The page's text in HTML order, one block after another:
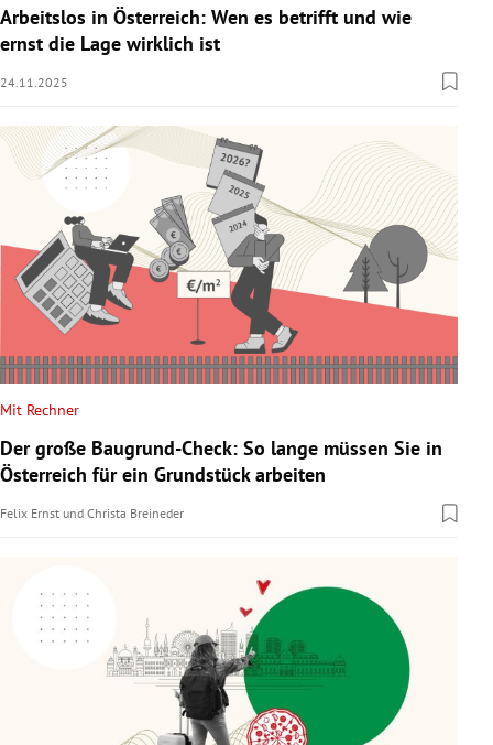
Arbeitslos in Österreich: Wen es betrifft und wie
ernst die Lage wirklich ist
24.11.2025
Mit Rechner
Der große Baugrund-Check: So lange müssen Sie in
Österreich für ein Grundstück arbeiten
Felix Ernst und Christa Breineder